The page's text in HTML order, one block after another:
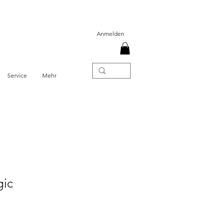
Anmelden
Service Mehr